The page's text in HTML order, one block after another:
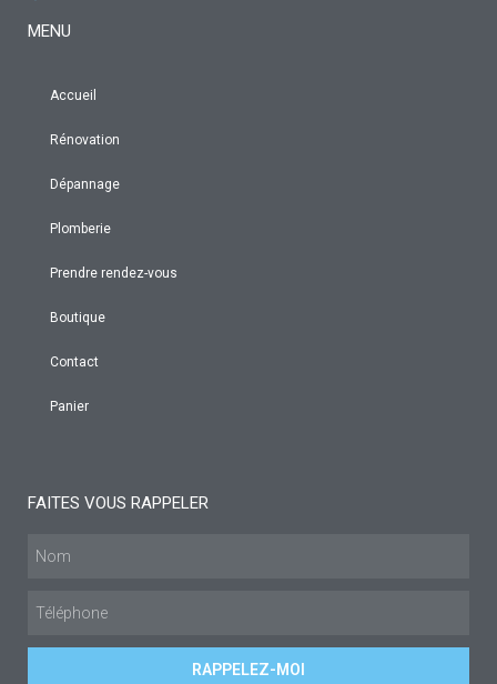
MENU
Accueil
Rénovation
Dépannage
Plomberie
Prendre rendez-vous
Boutique
Contact
Panier
FAITES VOUS RAPPELER
RAPPELEZ-MOI